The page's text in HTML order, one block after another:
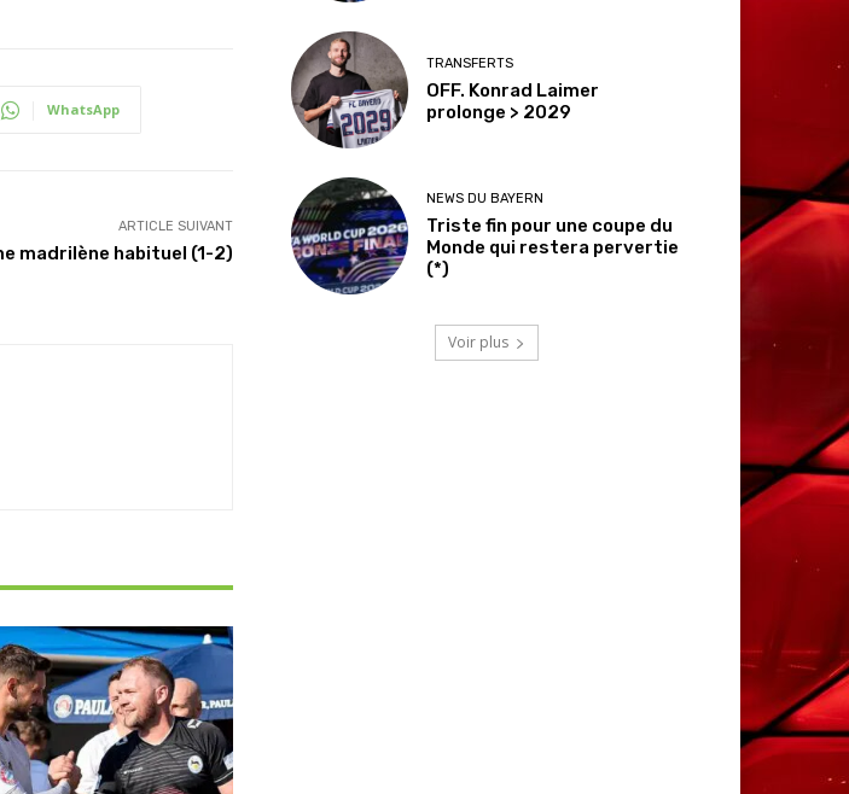
WhatsApp
ARTICLE SUIVANT
madrilène habituel (1-2)
TRANSFERTS
OFF. Konrad Laimer
prolonge > 2029
NEWS DU BAYERN
Triste fin pour une coupe du
Monde qui restera pervertie
(*)
Voir plus